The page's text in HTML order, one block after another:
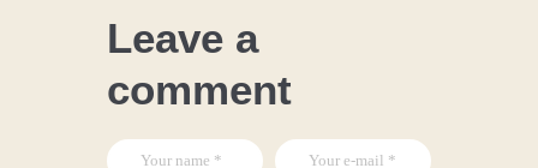
Leave a
comment